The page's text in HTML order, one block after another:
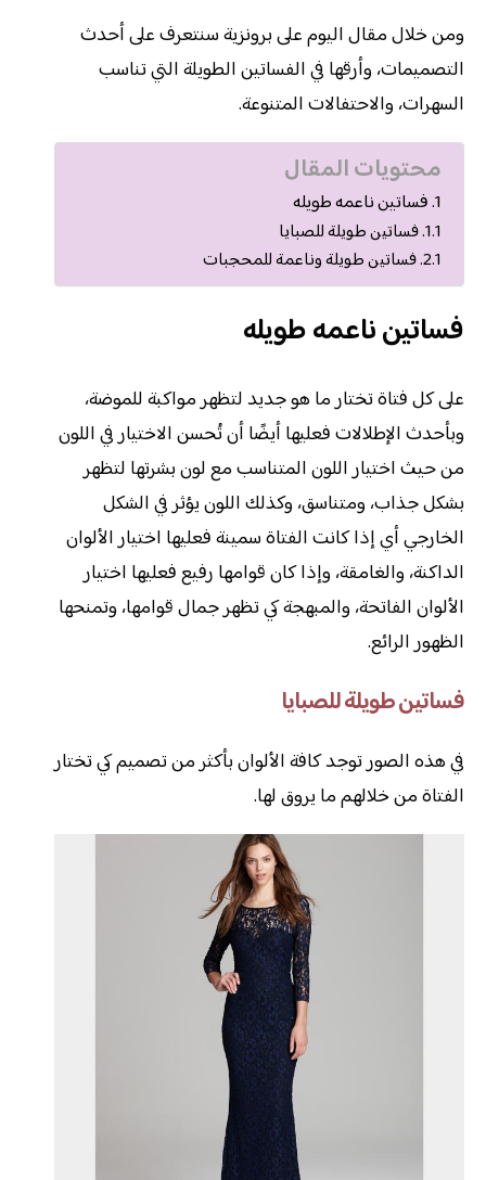
ومن خلال مقال اليوم على برونزية سنتعرف على أحدث
التصميمات، وأرقها في الفساتين الطويلة التي تناسب
السهرات، والاحتفالات المتنوعة.
محتويات المقال
فساتين ناعمه طويله
فساتين طويلة للصبايا
فساتين طويلة وناعمة للمحجبات
فساتين ناعمه طويله
على كل فتاة تختار ما هو جديد لتظهر مواكبة للموضة،
وبأحدث الإطلالات فعليها أيضًا أن تُحسن الاختيار في اللون
من حيث اختيار اللون المتناسب مع لون بشرتها لتظهر
بشكل جذاب، ومتناسق، وكذلك اللون يؤثر في الشكل
الخارجي أي إذا كانت الفتاة سمينة فعليها اختيار الألوان
الداكنة، والغامقة، وإذا كان قوامها رفيع فعليها اختيار
الألوان الفاتحة، والمبهجة كي تظهر جمال قوامها، وتمنحها
الظهور الرائع.
فساتين طويلة للصبايا
في هذه الصور توجد كافة الألوان بأكثر من تصميم كي تختار
الفتاة من خلالهم ما يروق لها.